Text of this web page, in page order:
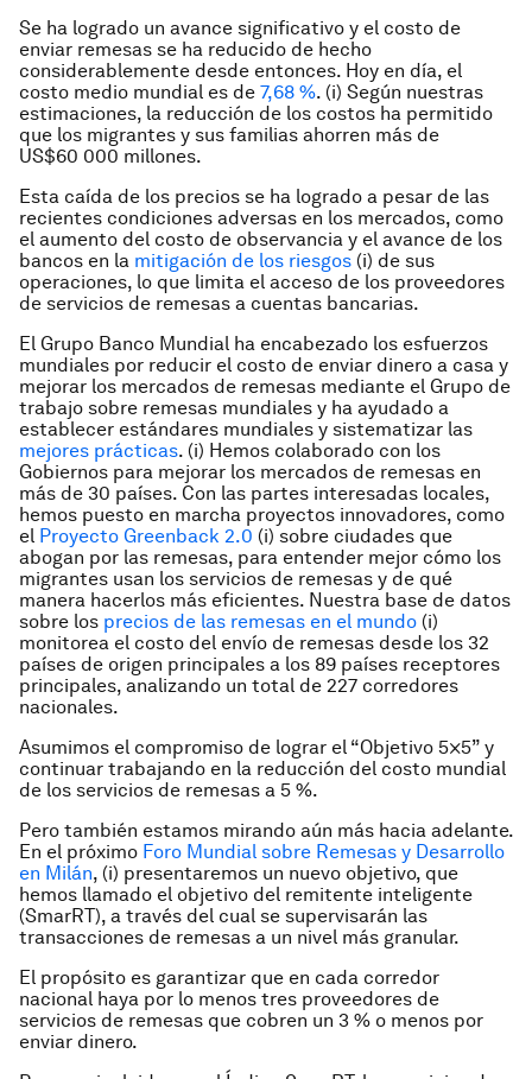
Se ha logrado un avance significativo y el costo de
enviar remesas se ha reducido de hecho
considerablemente desde entonces. Hoy en día, el
costo medio mundial es de 7,68 %. (i) Según nuestras
estimaciones, la reducción de los costos ha permitido
que los migrantes y sus familias ahorren más de
US$60 000 millones.
Esta caída de los precios se ha logrado a pesar de las
recientes condiciones adversas en los mercados, como
el aumento del costo de observancia y el avance de los
bancos en la mitigación de los riesgos (i) de sus
operaciones, lo que limita el acceso de los proveedores
de servicios de remesas a cuentas bancarias.
El Grupo Banco Mundial ha encabezado los esfuerzos
mundiales por reducir el costo de enviar dinero a casa y
mejorar los mercados de remesas mediante el Grupo de
trabajo sobre remesas mundiales y ha ayudado a
establecer estándares mundiales y sistematizar las
mejores prácticas. (i) Hemos colaborado con los
Gobiernos para mejorar los mercados de remesas en
más de 30 países. Con las partes interesadas locales,
hemos puesto en marcha proyectos innovadores, como
el Proyecto Greenback 2.0 (i) sobre ciudades que
abogan por las remesas, para entender mejor cómo los
migrantes usan los servicios de remesas y de qué
manera hacerlos más eficientes. Nuestra base de datos
sobre los precios de las remesas en el mundo (i)
monitorea el costo del envío de remesas desde los 32
países de origen principales a los 89 países receptores
principales, analizando un total de 227 corredores
nacionales.
Asumimos el compromiso de lograr el “Objetivo 5×5” y
continuar trabajando en la reducción del costo mundial
de los servicios de remesas a 5 %.
Pero también estamos mirando aún más hacia adelante.
En el próximo Foro Mundial sobre Remesas y Desarrollo
en Milán, (i) presentaremos un nuevo objetivo, que
hemos llamado el objetivo del remitente inteligente
(SmarRT), a través del cual se supervisarán las
transacciones de remesas a un nivel más granular.
El propósito es garantizar que en cada corredor
nacional haya por lo menos tres proveedores de
servicios de remesas que cobren un 3 % o menos por
enviar dinero.